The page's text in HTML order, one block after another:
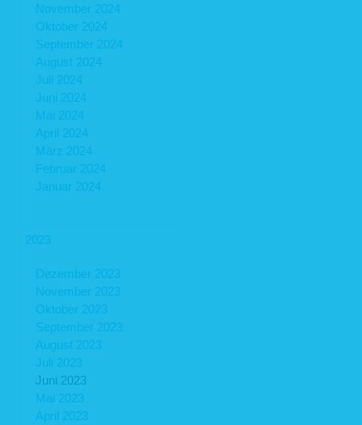
November 2024
Oktober 2024
September 2024
August 2024
Juli 2024
Juni 2024
Mai 2024
April 2024
März 2024
Februar 2024
Januar 2024
2023
Dezember 2023
November 2023
Oktober 2023
September 2023
August 2023
Juli 2023
Juni 2023
Mai 2023
April 2023